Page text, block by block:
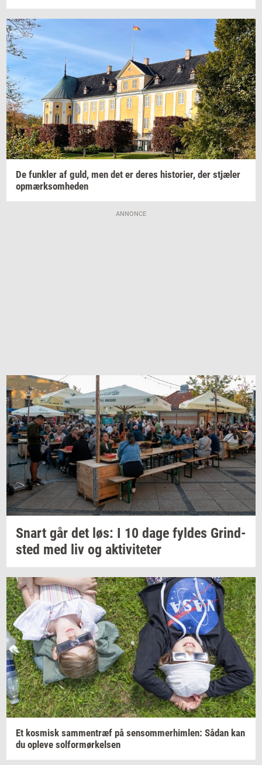
De funk­ler af guld, men det er deres hi­sto­ri­er, der stjæ­ler
op­mærk­som­he­den
ANNONCE
Snart går det løs: I 10 dage fyl­des Grind­
sted med liv og ak­ti­vi­te­ter
Et kos­misk sam­men­træf på sen­som­mer­him­len: Sådan kan
du op­le­ve sol­for­mør­kel­sen